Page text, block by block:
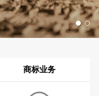
商标业务